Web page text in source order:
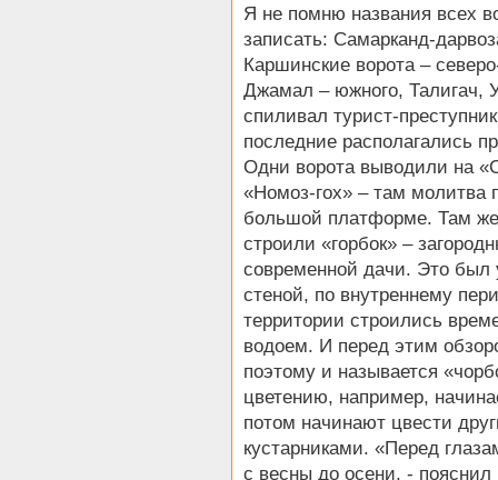
Я не помню названия всех
записать: Самарканд-
Каршинские ворота –
Джамал – южного, Талигач,
спиливал турист-
последние располагались
Одни ворота выводили на
«Номоз-гох» – там молитва
большой платформе. Там же
строили «горбок» –
современной дачи. Это был
стеной, по внутреннему
территории строились
водоем. И перед этим
поэтому и называется
цветению, например,
потом начинают цвести
кустарниками. «Перед
с весны до осени, -